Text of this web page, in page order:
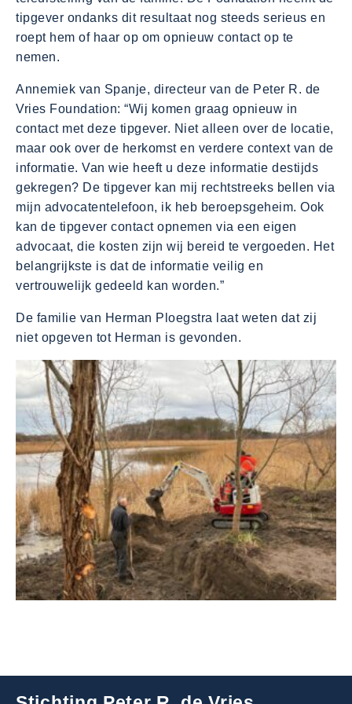
tipgever ondanks dit resultaat nog steeds serieus en
roept hem of haar op om opnieuw contact op te
nemen.
Annemiek van Spanje, directeur van de Peter R. de
Vries Foundation: “Wij komen graag opnieuw in
contact met deze tipgever. Niet alleen over de locatie,
maar ook over de herkomst en verdere context van de
informatie. Van wie heeft u deze informatie destijds
gekregen? De tipgever kan mij rechtstreeks bellen via
mijn advocatentelefoon, ik heb beroepsgeheim. Ook
kan de tipgever contact opnemen via een eigen
advocaat, die kosten zijn wij bereid te vergoeden. Het
belangrijkste is dat de informatie veilig en
vertrouwelijk gedeeld kan worden.”
De familie van Herman Ploegstra laat weten dat zij
niet opgeven tot Herman is gevonden.